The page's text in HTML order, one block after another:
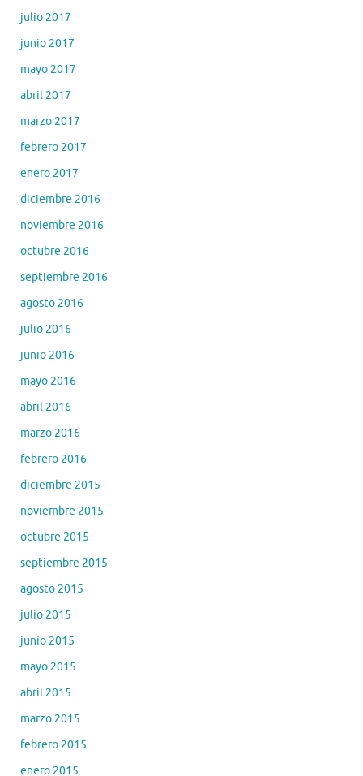
julio 2017
junio 2017
mayo 2017
abril 2017
marzo 2017
febrero 2017
enero 2017
diciembre 2016
noviembre 2016
octubre 2016
septiembre 2016
agosto 2016
julio 2016
junio 2016
mayo 2016
abril 2016
marzo 2016
febrero 2016
diciembre 2015
noviembre 2015
octubre 2015
septiembre 2015
agosto 2015
julio 2015
junio 2015
mayo 2015
abril 2015
marzo 2015
febrero 2015
enero 2015